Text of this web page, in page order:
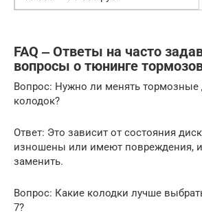
FAQ ‒ Ответы на часто
вопросы о тюнинге
Вопрос: Нужно ли менять тормозные
колодок?
Ответ: Это зависит от состояния
изношены или имеют повреждения,
заменить.
Вопрос: Какие колодки лучше
7?